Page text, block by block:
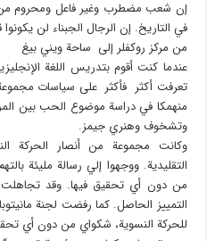
إن شعب مضطرب وغير فاعل ومحروم
في التاريخ. إن الرجال الجبناء لن
من مركز روكفلر إلى ساحة ويني بيغ
عندما كنت أقوم بتدريس اللغة
تعرفت أكثر فأكثر على سياسات
منهمكا في دراسة موضوع الحب بين
وتشخوف وهنري جيمز.
وكانت مجموعة من أنصار الحركة
التقليدية. ووجهوا إلي رسالة مليئة
من دون أي تحقيق فيها. وقد تجاهلت
التمييز الحاصل. كما رفضت لجنة
للحركة النسوية، شكواي من دون أي